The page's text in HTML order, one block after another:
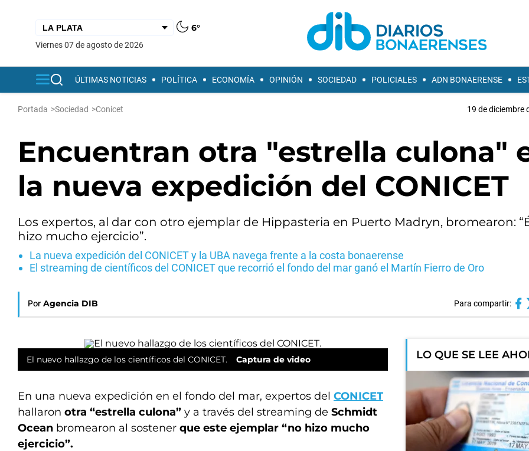
6°
viernes 07 de agosto de 2026
ÚLTIMAS NOTICIAS POLÍTICA ECONOMÍA OPINIÓN SOCIEDAD POLICIALES ADN BONAERENSE
Portada >Sociedad >Conicet 19 de diciembre
Encuentran otra "estrella culona"
la nueva expedición del CONICET
Los expertos, al dar con otro ejemplar de Hippasteria en Puerto Madryn, bromearon:
hizo mucho ejercicio”.
La nueva expedición del CONICET y la UBA navega frente a la costa bonaerense
El streaming de científicos del CONICET que recorrió el fondo del mar ganó el Martín Fierro de Oro
Por Agencia DIB Para compartir:
El nuevo hallazgo de los científicos del CONICET. Captura de video
En una nueva expedición en el fondo del mar, expertos del CONICET
hallaron otra “estrella culona” y a través del streaming de Schmidt
Ocean bromearon al sostener que este ejemplar “no hizo mucho
ejercicio”.
LO QUE SE LEE